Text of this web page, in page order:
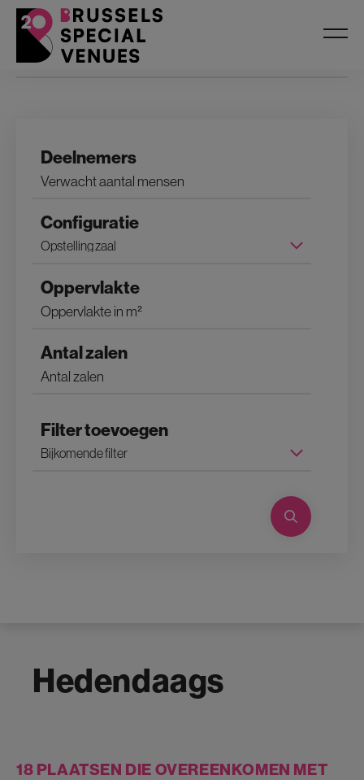
Filters
Deelnemers
Configuratie
Oppervlakte
Antal zalen
Filter toevoegen
Hedendaags
18 PLAATSEN DIE OVEREENKOMEN MET